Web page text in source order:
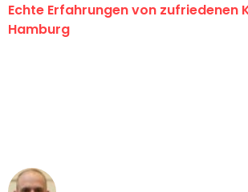
Echte Erfahrungen von zufriedenen
Hamburg